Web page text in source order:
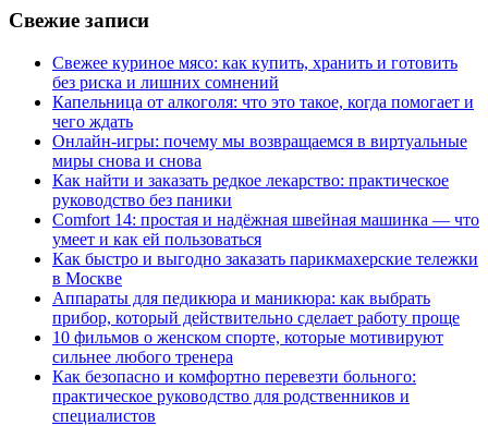
Свежие записи
Свежее куриное мясо: как купить, хранить и готовить
без риска и лишних сомнений
Капельница от алкоголя: что это такое, когда помогает и
чего ждать
Онлайн-игры: почему мы возвращаемся в виртуальные
миры снова и снова
Как найти и заказать редкое лекарство: практическое
руководство без паники
Comfort 14: простая и надёжная швейная машинка — что
умеет и как ей пользоваться
Как быстро и выгодно заказать парикмахерские тележки
в Москве
Аппараты для педикюра и маникюра: как выбрать
прибор, который действительно сделает работу проще
10 фильмов о женском спорте, которые мотивируют
сильнее любого тренера
Как безопасно и комфортно перевезти больного:
практическое руководство для родственников и
специалистов